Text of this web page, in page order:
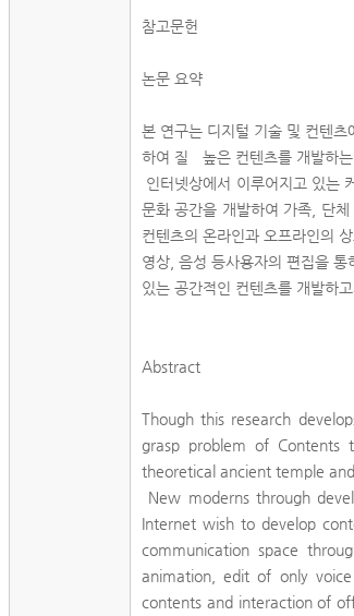
참고문헌
논문 요약
본 연구는 디지털 기술 및 컨텐
하여 질 높은 컨텐츠를 개발하는
인터넷상에서 이루어지고 있는
문화 공간을 개발하여 가족, 단
컨텐츠의 온라인과 오프라인의
영상, 음성 등사용자의 편집을
있는 공간적인 컨텐츠를 개발하
Abstract
Though this research
grasp problem of Contents
theoretical ancient temple
New moderns through
Internet wish to develop
communication space
animation, edit of only
contents and interaction of